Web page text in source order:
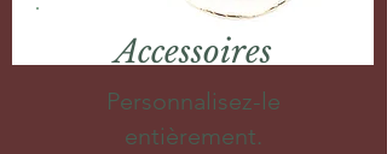
Accessoires
Personnalisez-le
entièrement.